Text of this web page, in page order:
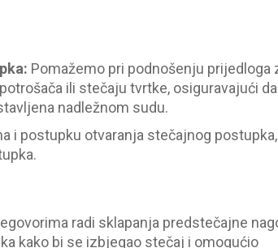
: Pomažemo pri podnošenju prijedloga
ili stečaju tvrtke, osiguravajući
nadležnom sudu.
i postupku otvaranja stečajnog
radi sklapanja predstečajne
kako bi se izbjegao stečaj i omogućio